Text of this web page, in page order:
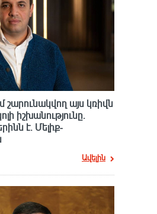
շարունակվող այս կռիվն
իշխանությունը.
է. Մելիք-
Ավելին